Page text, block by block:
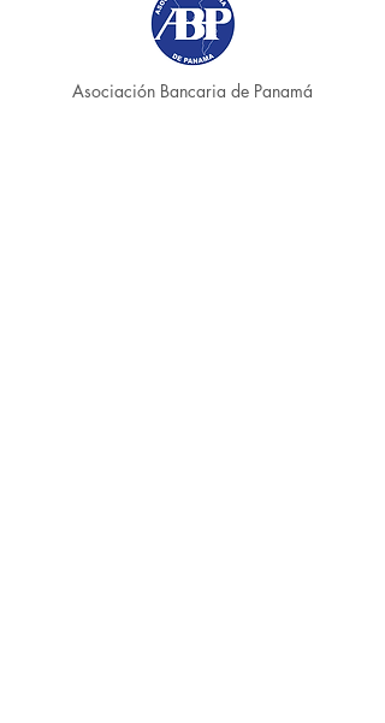
Asociación Bancaria de Panamá